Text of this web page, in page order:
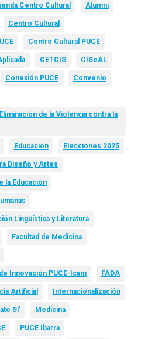
Centro Cultural Alumni
Centro Cultural
Centro Cultural PUCE
CETCIS CISeAL
Conexión PUCE Convenio
de la Violencia contra la
Educación Elecciones 2025
Diseño y Artes
la Educación
Lingüística y Literatura
Facultad de Medicina
Innovación PUCE-Icam FADA
Artificial Internacionalización
Si’ Medicina
PUCE Ibarra